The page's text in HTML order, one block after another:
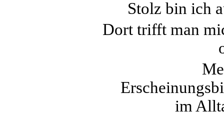
Stolz bin ich
Dort trifft man
im